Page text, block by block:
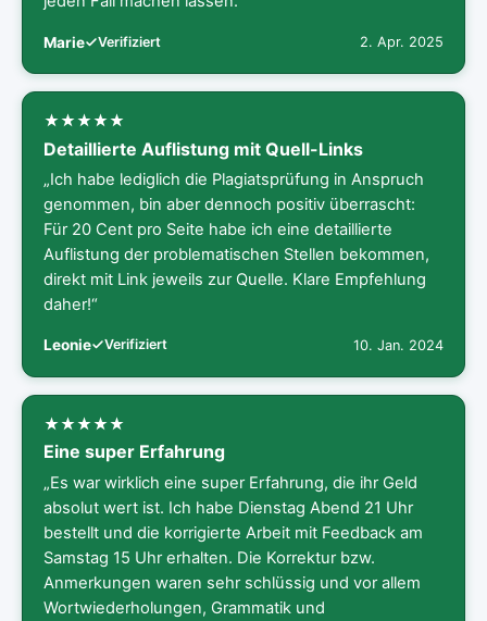
Marie Verifiziert 2. Apr. 2025
Detaillierte Auflistung mit Quell-Links
„Ich habe lediglich die Plagiatsprüfung in Anspruch
genommen, bin aber dennoch positiv überrascht:
Für 20 Cent pro Seite habe ich eine detaillierte
Auflistung der problematischen Stellen bekommen,
direkt mit Link jeweils zur Quelle. Klare Empfehlung
daher!“
Leonie Verifiziert 10. Jan. 2024
Eine super Erfahrung
„Es war wirklich eine super Erfahrung, die ihr Geld
absolut wert ist. Ich habe Dienstag Abend 21 Uhr
bestellt und die korrigierte Arbeit mit Feedback am
Samstag 15 Uhr erhalten. Die Korrektur bzw.
Anmerkungen waren sehr schlüssig und vor allem
Wortwiederholungen, Grammatik und